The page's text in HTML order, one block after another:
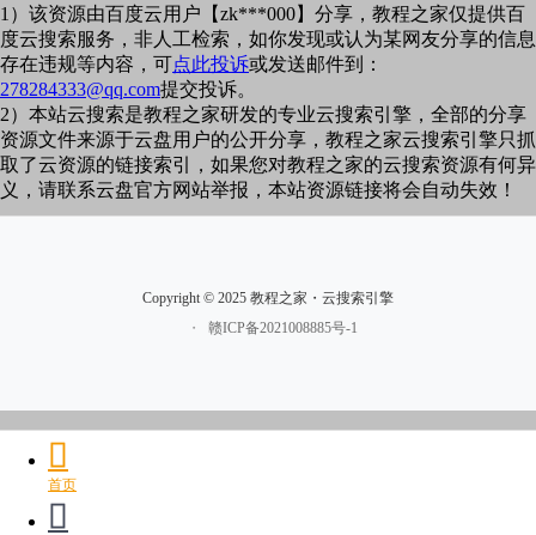
1）该资源由百度云用户【zk***000】分享，教程之家仅提供百
度云搜索服务，非人工检索，如你发现或认为某网友分享的信息
存在违规等内容，可点此投诉或发送邮件到：
278284333@qq.com提交投诉。
2）本站云搜索是教程之家研发的专业云搜索引擎，全部的分享
资源文件来源于云盘用户的公开分享，教程之家云搜索引擎只抓
取了云资源的链接索引，如果您对教程之家的云搜索资源有何异
义，请联系云盘官方网站举报，本站资源链接将会自动失效！
Copyright © 2025 教程之家・云搜索引擎
・
赣ICP备2021008885号-1
首页